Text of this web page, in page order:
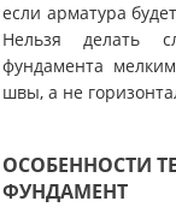
если арматура
Нельзя делать
фундамента
швы, а не
ОСОБЕННОСТИ
ФУНДАМЕНТ